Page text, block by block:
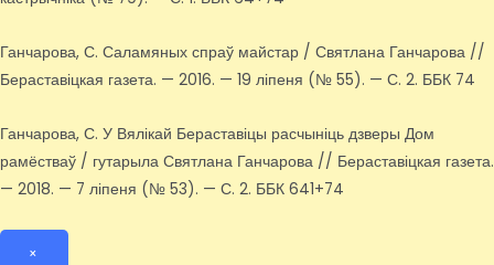
Ганчарова, С. Саламяных спраў майстар / Святлана Ганчарова //
Бераставіцкая газета. — 2016. — 19 ліпеня (№ 55). — С. 2. ББК 74
Ганчарова, С. У Вялікай Бераставіцы расчыніць дзверы Дом
рамёстваў / гутарыла Святлана Ганчарова // Бераставіцкая газета.
— 2018. — 7 ліпеня (№ 53). — С. 2. ББК 641+74
×